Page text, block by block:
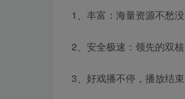
1、丰富：海量资源不愁
2、安全极速：领先的双
3、好戏播不停，播放结